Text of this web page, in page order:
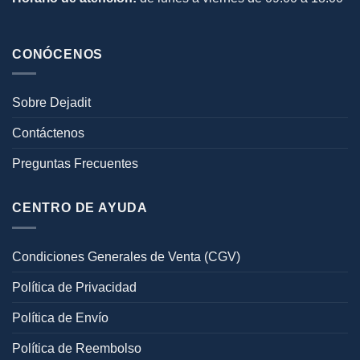
CONÓCENOS
Sobre Dejadit
Contáctenos
Preguntas Frecuentes
CENTRO DE AYUDA
Condiciones Generales de Venta (CGV)
Política de Privacidad
Política de Envío
Política de Reembolso